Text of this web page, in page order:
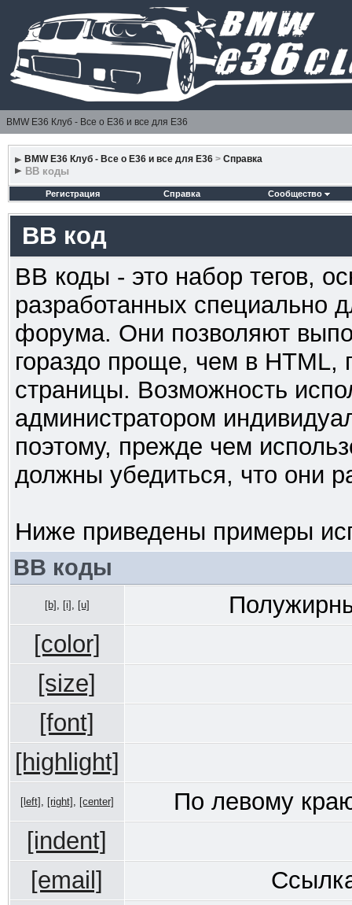
BMW E36 Клуб - Все о Е36 и все для Е36
BMW E36 Клуб - Все о Е36 и все для Е36 > Справка
BB коды
Регистрация Справка Сообщество
BB код
BB коды - это набор тегов,
разработанных специально
форума. Они позволяют
гораздо проще, чем в HTML,
страницы. Возможность
администратором
поэтому, прежде чем
должны убедиться, что они
Ниже приведены примеры
BB коды
[b] , [i] , [u]
[color]
[size]
[font]
[highlight]
[left] , [right] , [center]
По левому
[indent]
[email]